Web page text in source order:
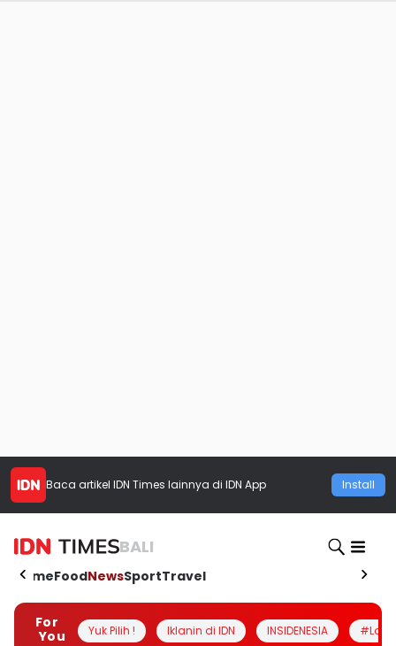
Baca artikel IDN Times lainnya di IDN App Install
BALI
HomeFoodNewsSportTravel
For
You
Yuk Pilih ! Iklanin di IDN INSIDENESIA